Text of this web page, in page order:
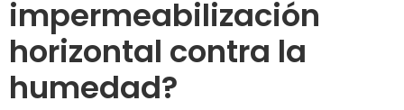
impermeabilización
horizontal contra la
humedad?